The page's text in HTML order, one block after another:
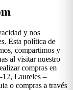
y nos
Esta política de
compartimos y
al visitar nuestro
compras en
12, Laureles –
o compras a través